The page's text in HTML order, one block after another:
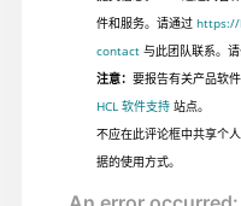
件和服务。请通过 https://
contact与此团队联系。请
注意： 要报告有关产品软
HCL 软件支持站点。
不应在此评论框中共享个
据的使用方式。